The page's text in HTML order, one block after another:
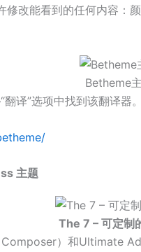
修改能看到的任何内容
Betheme
译”选项中找到该翻译
主题
The 7 – 可定制
）和Ultimate